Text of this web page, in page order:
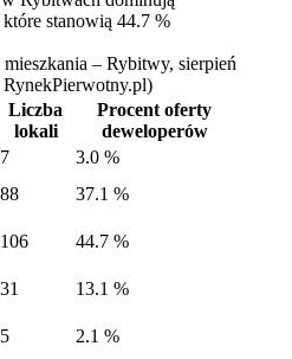
stanowią 44.7 %
– Rybitwy, sierpień
RynekPierwotny.pl)
Liczba
lokali
Procent oferty
deweloperów
7
3.0 %
88
37.1 %
106
44.7 %
31
13.1 %
5 2.1 %